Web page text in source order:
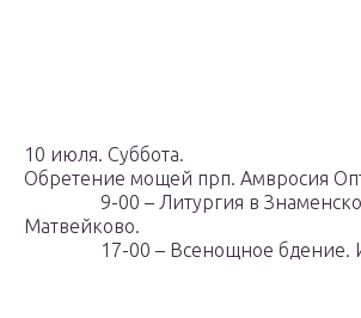
10 июля. Суббота.
Обретение мощей прп. Амвросия
9-00 – Литургия в
Матвейково.
17-00 – Всенощное бдение.